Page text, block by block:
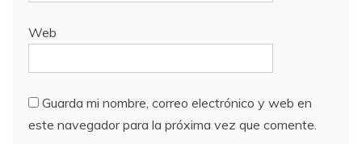
Web
Guarda mi nombre, correo electrónico y web en
este navegador para la próxima vez que comente.